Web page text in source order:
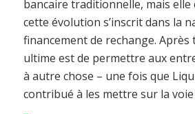
bancaire traditionnelle, mais elle
cette évolution s’inscrit dans la
financement de rechange. Après
ultime est de permettre aux
à autre chose – une fois que
contribué à les mettre sur la voie